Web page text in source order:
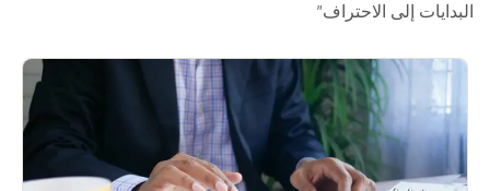
البدايات إلى الاحتراف”